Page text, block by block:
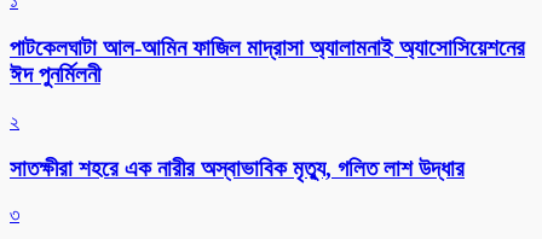
পাটকেলঘাটা আল-আমিন ফাজিল মাদ্রাসা অ্যালামনাই অ্যাসোসিয়েশনের
ঈদ পুনর্মিলনী
২
সাতক্ষীরা শহরে এক নারীর অস্বাভাবিক মৃত্যু, গলিত লাশ উদ্ধার
৩